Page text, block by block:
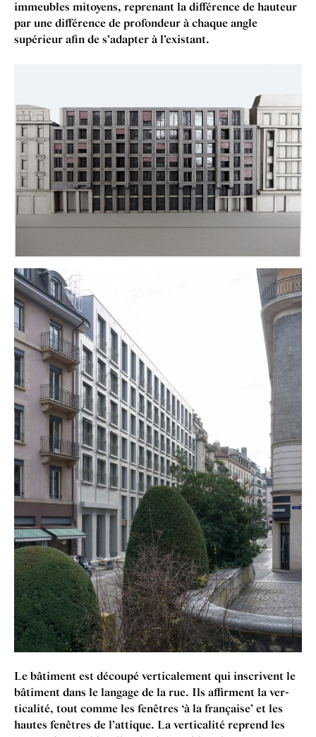
immeubles mitoy­ens, repren­ant la différence de hauteur
par une différence de pro­fondeur à chaque angle
supérieur afin de s’ad­apter à l’existant.
Le bâti­ment est découpé ver­ticale­ment qui inscriv­ent le
bâti­ment dans le lan­gage de la rue. Ils affirment la ver­
tic­al­ité, tout comme les fenêtres ‘à la française’ et les
hautes fenêtres de l’attique. La ver­tic­al­ité reprend les